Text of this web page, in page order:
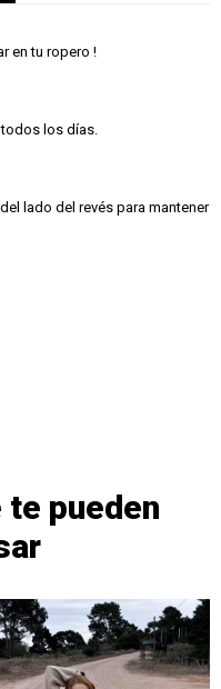
en tu ropero !
todos los días.
lado del revés para mantener
pueden